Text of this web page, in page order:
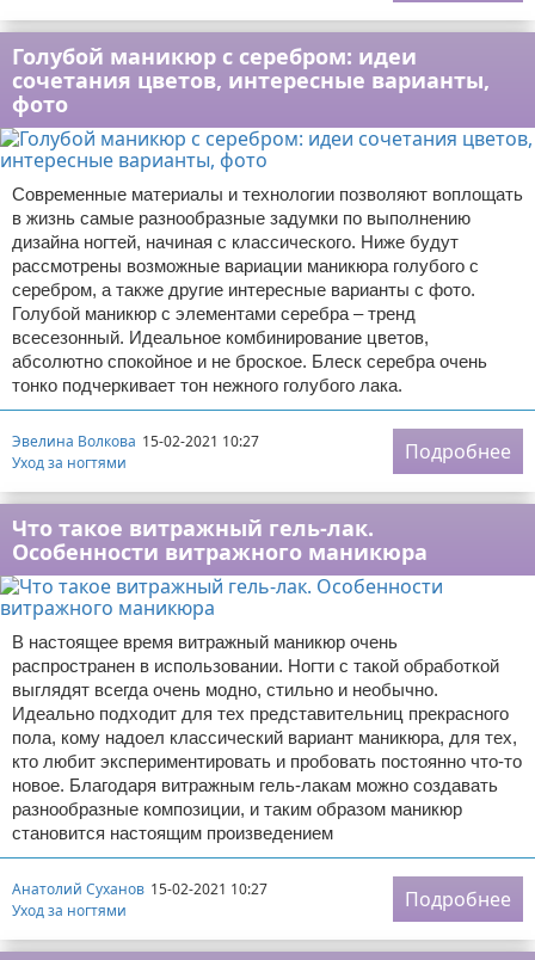
Голубой маникюр с серебром: идеи
сочетания цветов, интересные варианты,
фото
Современные материалы и технологии позволяют воплощать
в жизнь самые разнообразные задумки по выполнению
дизайна ногтей, начиная с классического. Ниже будут
рассмотрены возможные вариации маникюра голубого с
серебром, а также другие интересные варианты с фото.
Голубой маникюр с элементами серебра – тренд
всесезонный. Идеальное комбинирование цветов,
абсолютно спокойное и не броское. Блеск серебра очень
тонко подчеркивает тон нежного голубого лака.
Эвелина Волкова 15-02-2021 10:27
Уход за ногтями
Подробнее
Что такое витражный гель-лак.
Особенности витражного маникюра
В настоящее время витражный маникюр очень
распространен в использовании. Ногти с такой обработкой
выглядят всегда очень модно, стильно и необычно.
Идеально подходит для тех представительниц прекрасного
пола, кому надоел классический вариант маникюра, для тех,
кто любит экспериментировать и пробовать постоянно что-то
новое. Благодаря витражным гель-лакам можно создавать
разнообразные композиции, и таким образом маникюр
становится настоящим произведением
Анатолий Суханов 15-02-2021 10:27
Уход за ногтями
Подробнее